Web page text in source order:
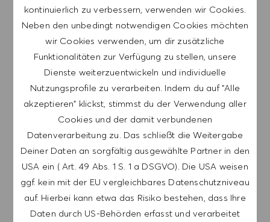
kontinuierlich zu verbessern, verwenden wir Cookies.
Neben den unbedingt notwendigen Cookies möchten
wir Cookies verwenden, um dir zusätzliche
Funktionalitäten zur Verfügung zu stellen, unsere
Dienste weiterzuentwickeln und individuelle
Nutzungsprofile zu verarbeiten. Indem du auf "Alle
akzeptieren" klickst, stimmst du der Verwendung aller
Cookies und der damit verbundenen
Datenverarbeitung zu. Das schließt die Weitergabe
Deiner Daten an sorgfältig ausgewählte Partner in den
USA ein ( Art. 49 Abs. 1 S. 1 a DSGVO). Die USA weisen
ggf. kein mit der EU vergleichbares Datenschutzniveau
auf. Hierbei kann etwa das Risiko bestehen, dass Ihre
Daten durch US-Behörden erfasst und verarbeitet
KULTUR, WERTE & BENEFITS